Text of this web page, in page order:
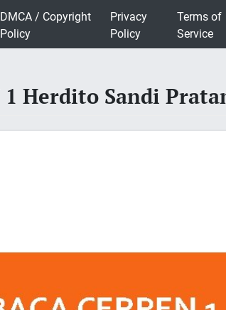
DMCA / Copyright
Policy
Privacy
Policy
Terms of
Service
1 Herdito Sandi